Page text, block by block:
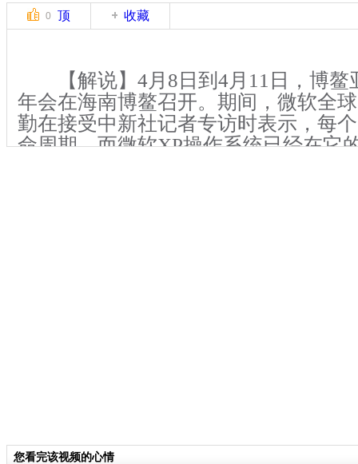
0 顶 收藏
【解说】4月8日到4月11日，博鳌
年会在海南博鳌召开。期间，微软全
勤在接受中新社记者专访时表示，每
命周期，而微软XP操作系统已经在它
分类名称：CNSTV
您看完该视频的心情